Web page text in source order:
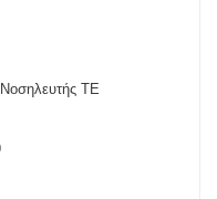
ΤΕ